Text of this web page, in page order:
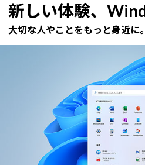
新しい体験、
大切な人やことをもっと身近に。